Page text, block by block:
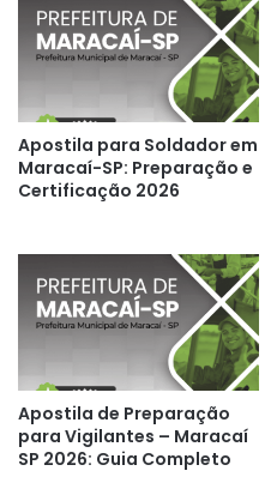
Apostila para Soldador em
Maracaí-SP: Preparação e
Certificação 2026
Apostila de Preparação
para Vigilantes – Maracaí
SP 2026: Guia Completo